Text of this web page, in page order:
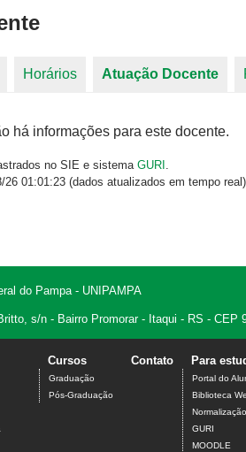
Horários Atuação Docente
há informações para este docente.
no SIE e sistema GURI
26 01:01:23 (dados atualizados em tempo real).
do Pampa - UNIPAMPA
s/n - Bairro Promorar - Itaqui - RS - CEP
Cursos
Graduação
Pós-Graduação
Contato Para
Portal do
Biblioteca
GURI
MOODLE